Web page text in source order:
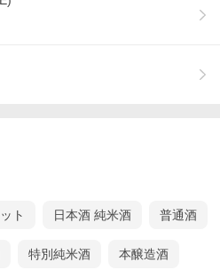
ト 日本酒 純米酒 普通酒
特別純米酒 本醸造酒